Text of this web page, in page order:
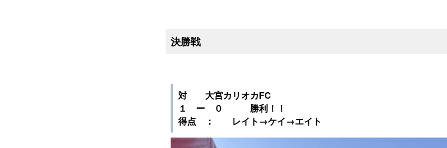
決勝戦
対 大宮カリオカFC
１ ー ０ 勝利！！
得点 ： レイト→ケイ→エイト